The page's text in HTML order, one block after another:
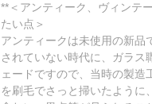
**＜アンティーク、ヴィンテ
たい点＞
アンティークは未使用の新品
されていない時代に、ガラス
ェードですので、当時の製
を刷毛でさっと掃いたように